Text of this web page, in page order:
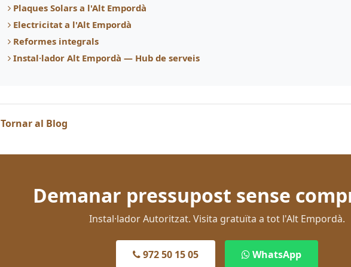
Plaques Solars a l'Alt Empordà
Electricitat a l'Alt Empordà
Reformes integrals
Instal·lador Alt Empordà — Hub de serveis
Tornar al Blog
Demanar pressupost sense
Instal·lador Autoritzat. Visita gratuïta a tot l'Alt Empordà.
972 50 15 05 WhatsApp